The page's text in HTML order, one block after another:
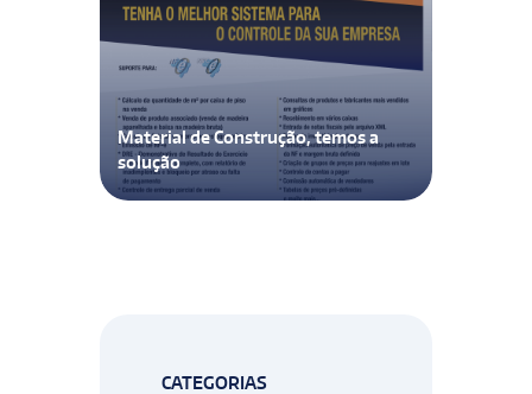
Material de Construção, temos a
solução
CATEGORIAS